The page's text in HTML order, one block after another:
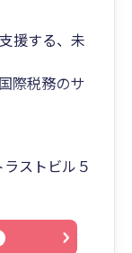
援する、未
際税務のサ
長した
に対応させ
ストビル５